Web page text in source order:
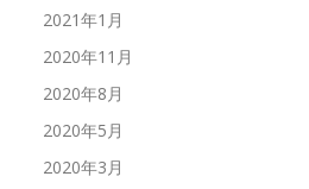
2021年1月
2020年11月
2020年8月
2020年5月
2020年3月